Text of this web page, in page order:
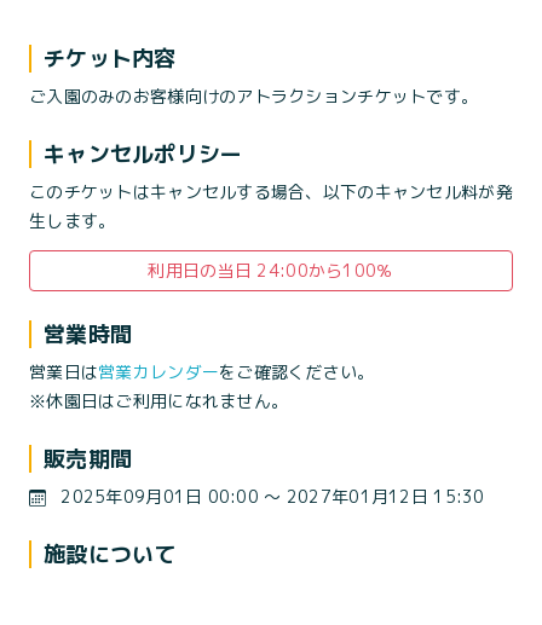
チケット内容
ご入園のみのお客様向けのアトラクションチケットです。
キャンセルポリシー
このチケットはキャンセルする場合、以下のキャンセル料が発
生します。
利用日の当日 24:00から100％
営業時間
営業日は営業カレンダーをご確認ください。
※休園日はご利用になれません。
販売期間
2025年09月01日 00:00 〜 2027年01月12日 15:30
施設について